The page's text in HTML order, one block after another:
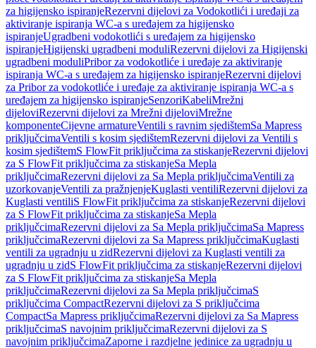
za higijensko ispiranjeRezervni dijelovi za Vodokotlići i uređaji za
aktiviranje ispiranja WC-a s uređajem za higijensko
ispiranjeUgradbeni vodokotlići s uređajem za higijensko
ispiranjeHigijenski ugradbeni moduliRezervni dijelovi za Higijenski
ugradbeni moduliPribor za vodokotliće i uređaje za aktiviranje
ispiranja WC-a s uređajem za higijensko ispiranjeRezervni dijelovi
za Pribor za vodokotliće i uređaje za aktiviranje ispiranja WC-a s
uređajem za higijensko ispiranjeSenzoriKabeliMrežni
dijeloviRezervni dijelovi za Mrežni dijeloviMrežne
komponenteCijevne armatureVentili s ravnim sjedištemSa Mapress
priključcimaVentili s kosim sjedištemRezervni dijelovi za Ventili s
kosim sjedištemS FlowFit priključcima za stiskanjeRezervni dijelovi
za S FlowFit priključcima za stiskanjeSa Mepla
priključcimaRezervni dijelovi za Sa Mepla priključcimaVentili za
uzorkovanjeVentili za pražnjenjeKuglasti ventiliRezervni dijelovi za
Kuglasti ventiliS FlowFit priključcima za stiskanjeRezervni dijelovi
za S FlowFit priključcima za stiskanjeSa Mepla
priključcimaRezervni dijelovi za Sa Mepla priključcimaSa Mapress
priključcimaRezervni dijelovi za Sa Mapress priključcimaKuglasti
ventili za ugradnju u zidRezervni dijelovi za Kuglasti ventili za
ugradnju u zidS FlowFit priključcima za stiskanjeRezervni dijelovi
za S FlowFit priključcima za stiskanjeSa Mepla
priključcimaRezervni dijelovi za Sa Mepla priključcimaS
priključcima CompactRezervni dijelovi za S priključcima
CompactSa Mapress priključcimaRezervni dijelovi za Sa Mapress
priključcimaS navojnim priključcimaRezervni dijelovi za S
navojnim priključcimaZaporne i razdjelne jedinice za ugradnju u